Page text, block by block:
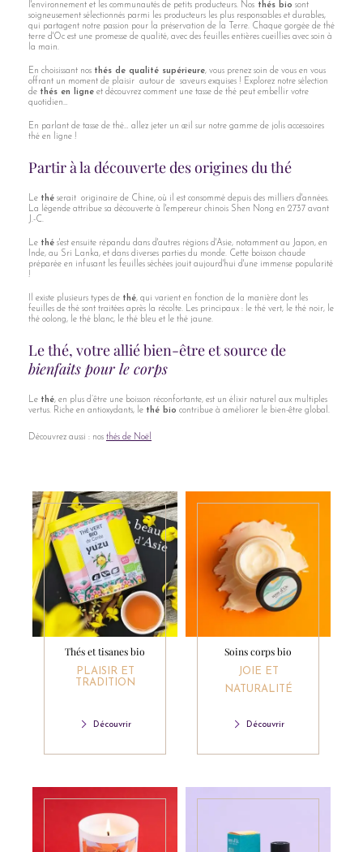
l'environnement et les communautés de petits producteurs. Nos thés bio sont
soigneusement sélectionnés parmi les producteurs les plus responsables et durables,
qui partagent notre passion pour la préservation de la Terre. Chaque gorgée de thé
terre d'Oc est une promesse de qualité, avec des feuilles entières cueillies avec soin à
la main.
En choisissant nos thés de qualité supérieure, vous prenez soin de vous en vous
offrant un moment de plaisir autour de saveurs exquises ! Explorez notre sélection
de thés en ligne et découvrez comment une tasse de thé peut embellir votre
quotidien…
En parlant de tasse de thé… allez jeter un œil sur notre gamme de jolis accessoires
thé en ligne !
Partir à la découverte des origines du thé
Le thé serait originaire de Chine, où il est consommé depuis des milliers d'années.
La légende attribue sa découverte à l'empereur chinois Shen Nong en 2737 avant
J.-C.
Le thé s'est ensuite répandu dans d'autres régions d'Asie, notamment au Japon, en
Inde, au Sri Lanka, et dans diverses parties du monde. Cette boisson chaude
préparée en infusant les feuilles séchées jouit aujourd'hui d'une immense popularité
!
Il existe plusieurs types de thé, qui varient en fonction de la manière dont les
feuilles de thé sont traitées après la récolte. Les principaux : le thé vert, le thé noir, le
thé oolong, le thé blanc, le thé bleu et le thé jaune.
Le thé, votre allié bien-être et source de
bienfaits pour le corps
Le thé, en plus d’être une boisson réconfortante, est un élixir naturel aux multiples
vertus. Riche en antioxydants, le thé bio contribue à améliorer le bien-être global.
Découvrez aussi : nos thés de Noël
Thés et tisanes bio
PLAISIR ET
TRADITION
Découvrir
Soins corps bio
JOIE ET
NATURALITÉ
Découvrir